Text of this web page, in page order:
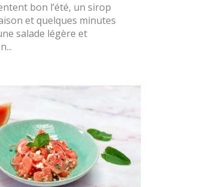
bon l’été, un sirop
et quelques minutes
salade légère et